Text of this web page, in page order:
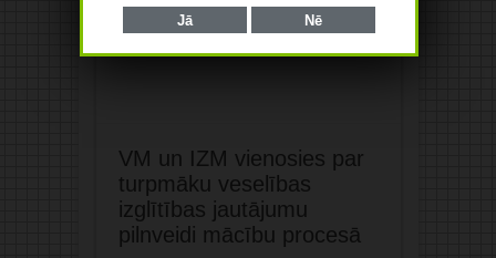
VM un IZM vienosies par
turpmāku veselības
izglītības jautājumu
pilnveidi mācību procesā
Jā Nē